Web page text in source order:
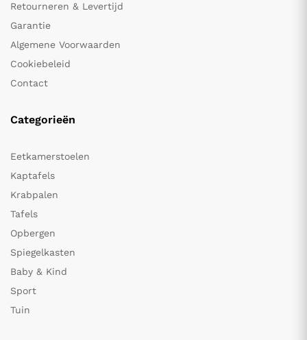
Retourneren & Levertijd
Garantie
Algemene Voorwaarden
Cookiebeleid
Contact
Categorieën
Eetkamerstoelen
Kaptafels
Krabpalen
Tafels
Opbergen
Spiegelkasten
Baby & Kind
Sport
Tuin